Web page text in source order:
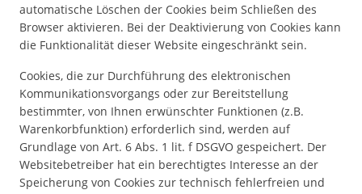
automatische Löschen der Cookies beim Schließen des
Browser aktivieren. Bei der Deaktivierung von Cookies kann
die Funktionalität dieser Website eingeschränkt sein.
Cookies, die zur Durchführung des elektronischen
Kommunikationsvorgangs oder zur Bereitstellung
bestimmter, von Ihnen erwünschter Funktionen (z.B.
Warenkorbfunktion) erforderlich sind, werden auf
Grundlage von Art. 6 Abs. 1 lit. f DSGVO gespeichert. Der
Websitebetreiber hat ein berechtigtes Interesse an der
Speicherung von Cookies zur technisch fehlerfreien und